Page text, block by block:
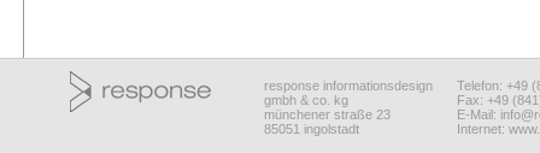
response informationsdesign
gmbh & co. kg
münchener straße 23
85051 ingolstadt
Telefon: +49
Fax: +49
E-Mail:
Internet: